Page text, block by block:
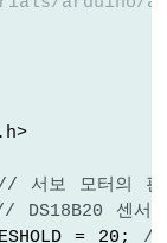
.h>
서보 모터의
DS18B20 센서
= 20; //